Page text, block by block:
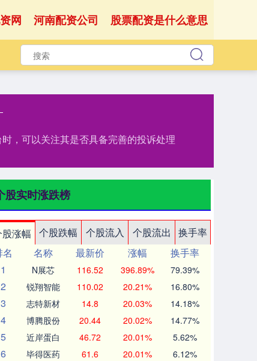
网 河南配资公司 股票配资是什么意思
，可以关注其是否具备完善的投诉处理
股实时涨跌榜
涨幅 个股跌幅 个股流入 个股流出
换手率
名
名称 最新价 涨幅
换手率
1
N展芯 116.52 396.89% 79.39%
2 锐翔智能 110.02 20.21% 16.80%
3 志特新材 14.8 20.03% 14.18%
4 博腾股份 20.44 20.02% 14.77%
5 近岸蛋白 46.72 20.01% 5.62%
6 毕得医药 61.6 20.01% 6.12%